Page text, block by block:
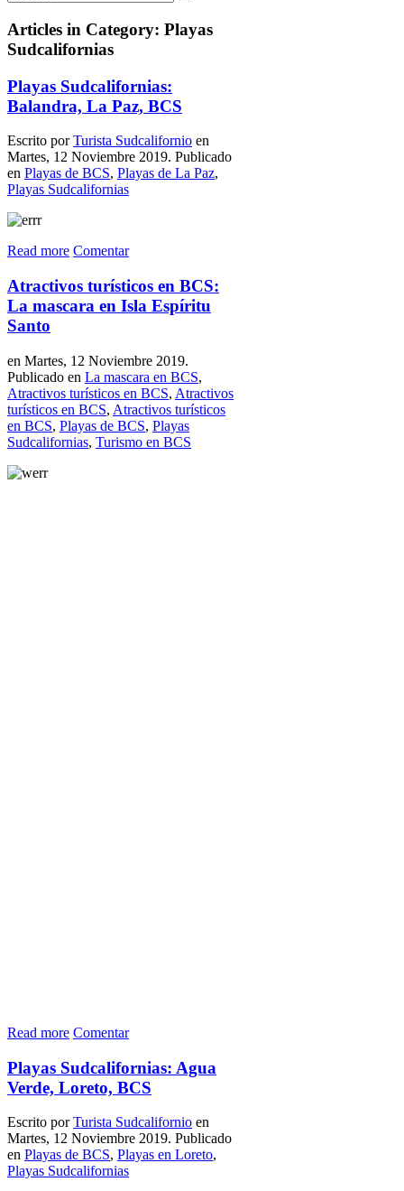
Articles in Category: Playas
Sudcalifornias
Playas Sudcalifornias:
Balandra, La Paz, BCS
Escrito porTurista Sudcalifornio en
Martes, 12 Noviembre 2019. Publicado
en Playas de BCS, Playas de La Paz,
Playas Sudcalifornias
Read more Comentar
Atractivos turísticos en BCS:
La mascara en Isla Espíritu
Santo
en Martes, 12 Noviembre 2019.
Publicado en La mascara en BCS,
Atractivos turísticos en BCS, Atractivos
turísticos en BCS, Atractivos turísticos
en BCS, Playas de BCS, Playas
Sudcalifornias, Turismo en BCS
Read more Comentar
Playas Sudcalifornias: Agua
Verde, Loreto, BCS
Escrito porTurista Sudcalifornio en
Martes, 12 Noviembre 2019. Publicado
en Playas de BCS, Playas en Loreto,
Playas Sudcalifornias